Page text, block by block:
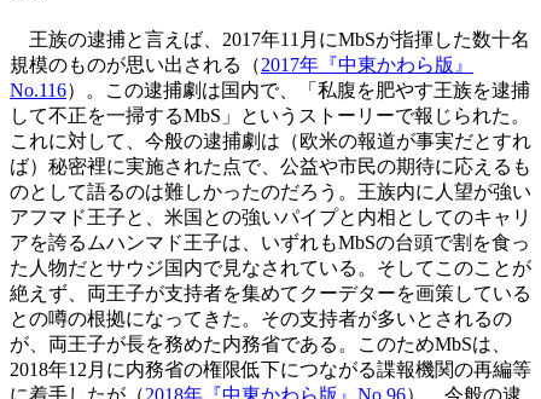
王族の逮捕と言えば、2017年11月にMbSが指揮した数十名
規模のものが思い出される（2017年『中東かわら版』
No.116）。この逮捕劇は国内で、「私腹を肥やす王族を逮捕
して不正を一掃するMbS」というストーリーで報じられた。
これに対して、今般の逮捕劇は（欧米の報道が事実だとすれ
ば）秘密裡に実施された点で、公益や市民の期待に応えるも
のとして語るのは難しかったのだろう。王族内に人望が強い
アフマド王子と、米国との強いパイプと内相としてのキャリ
アを誇るムハンマド王子は、いずれもMbSの台頭で割を食っ
た人物だとサウジ国内で見なされている。そしてこのことが
絶えず、両王子が支持者を集めてクーデターを画策している
との噂の根拠になってきた。その支持者が多いとされるの
が、両王子が長を務めた内務省である。このためMbSは、
2018年12月に内務省の権限低下につながる諜報機関の再編等